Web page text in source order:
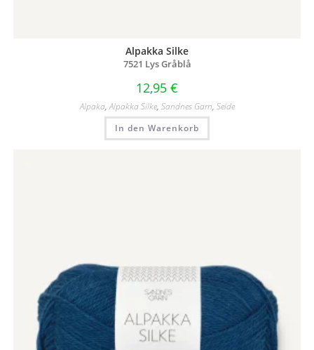
Alpakka Silke
7521 Lys Gråblå
12,95 €
Alpaka,Alpakka Silke, Sandnes Garn, Seide
In den Warenkorb